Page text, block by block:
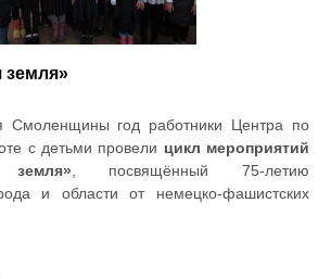
земля»
год работники Центра по
с детьми провели цикл мероприятий
земля», посвящённый 75-летию
и области от немецко-фашистских